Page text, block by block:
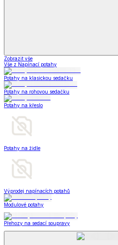
Zobrazit vše
Vše z Napínací potahy
Potahy na klasickou sedačku
Potahy na rohovou sedačku
Potahy na křeslo
Potahy na židle
Výprodej napínacích potahů
Modulové potahy
Přehozy na sedací soupravy